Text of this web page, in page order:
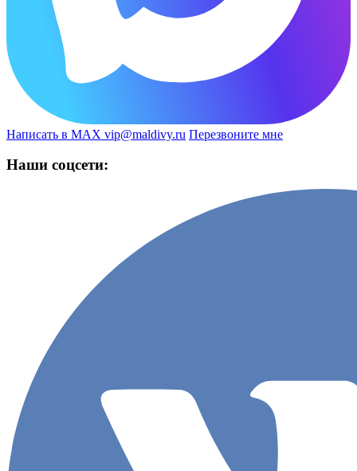
Написать в MAX vip@maldivy.ru Перезвоните мне
Наши соцсети: